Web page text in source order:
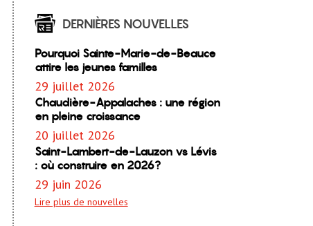
DERNIÈRES NOUVELLES
Pourquoi Sainte-Marie-de-Beauce
attire les jeunes familles
29 juillet 2026
Chaudière-Appalaches : une région
en pleine croissance
20 juillet 2026
Saint-Lambert-de-Lauzon vs Lévis
: où construire en 2026?
29 juin 2026
Lire plus de nouvelles